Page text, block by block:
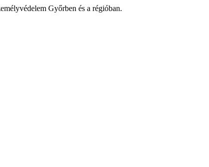
Győrben és a régióban.